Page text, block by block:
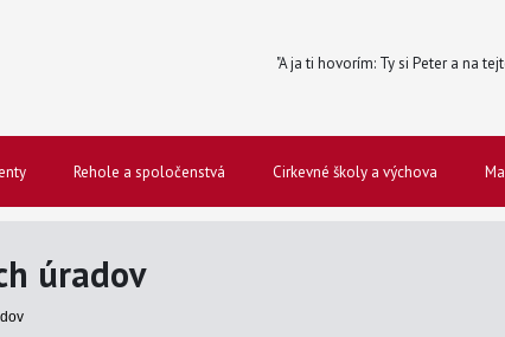
"A ja ti hovorím: Ty si Peter a na
Rehole a spoločenstvá Cirkevné školy a výchova
úradov